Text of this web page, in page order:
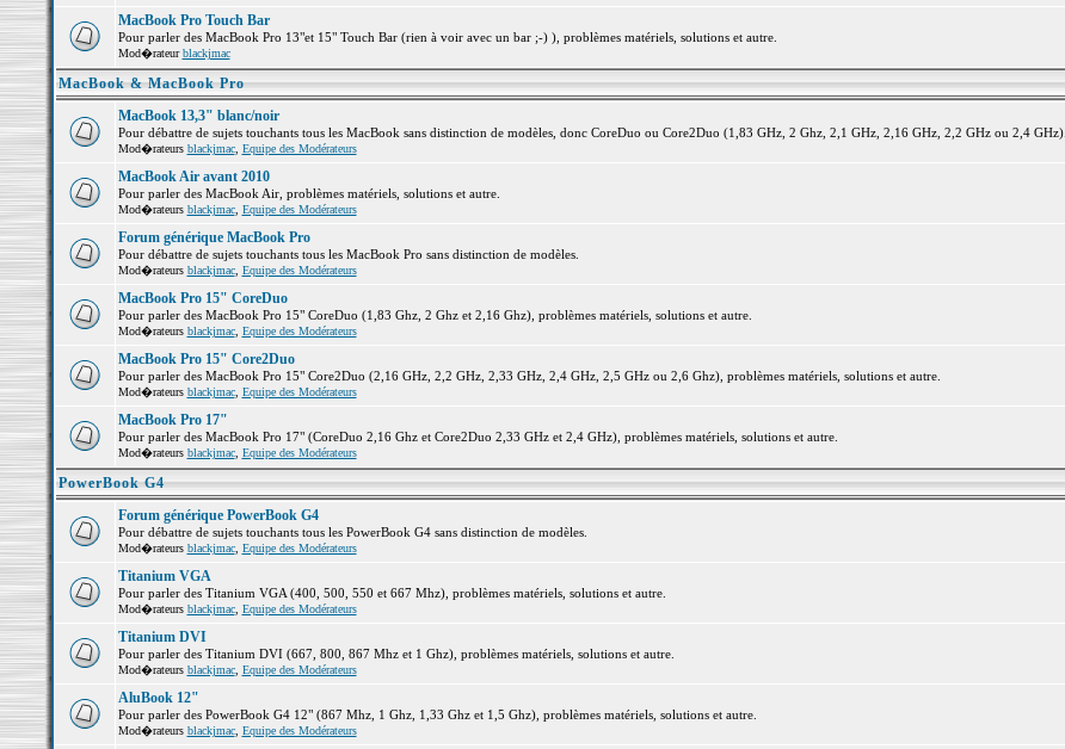
MacBook Pro Touch Bar
Pour parler des MacBook Pro 13"et 15" Touch Bar (rien à voir avec un bar ;-) ), problèmes matériels, solutions et autre.
Mod�rateurblackjmac
MacBook & MacBook Pro
MacBook 13,3" blanc/noir
Pour débattre de sujets touchants tous les MacBook sans distinction de modèles, donc CoreDuo ou Core2Duo (1,83 GHz, 2 Ghz, 2,1 GHz, 2,16 GHz, 2,2 GHz ou 2,4 GHz).
Mod�rateurs blackjmac, Equipe des Modérateurs
MacBook Air avant 2010
Pour parler des MacBook Air, problèmes matériels, solutions et autre.
Mod�rateurs blackjmac, Equipe des Modérateurs
Forum générique MacBook Pro
Pour débattre de sujets touchants tous les MacBook Pro sans distinction de modèles.
Mod�rateurs blackjmac, Equipe des Modérateurs
MacBook Pro 15" CoreDuo
Pour parler des MacBook Pro 15" CoreDuo (1,83 Ghz, 2 Ghz et 2,16 Ghz), problèmes matériels, solutions et autre.
Mod�rateurs blackjmac, Equipe des Modérateurs
MacBook Pro 15" Core2Duo
Pour parler des MacBook Pro 15" Core2Duo (2,16 GHz, 2,2 GHz, 2,33 GHz, 2,4 GHz, 2,5 GHz ou 2,6 Ghz), problèmes matériels, solutions et autre.
Mod�rateurs blackjmac, Equipe des Modérateurs
MacBook Pro 17"
Pour parler des MacBook Pro 17" (CoreDuo 2,16 Ghz et Core2Duo 2,33 GHz et 2,4 GHz), problèmes matériels, solutions et autre.
Mod�rateurs blackjmac, Equipe des Modérateurs
PowerBook G4
Forum générique PowerBook G4
Pour débattre de sujets touchants tous les PowerBook G4 sans distinction de modèles.
Mod�rateurs blackjmac, Equipe des Modérateurs
Titanium VGA
Pour parler des Titanium VGA (400, 500, 550 et 667 Mhz), problèmes matériels, solutions et autre.
Mod�rateurs blackjmac, Equipe des Modérateurs
Titanium DVI
Pour parler des Titanium DVI (667, 800, 867 Mhz et 1 Ghz), problèmes matériels, solutions et autre.
Mod�rateurs blackjmac, Equipe des Modérateurs
AluBook 12"
Pour parler des PowerBook G4 12" (867 Mhz, 1 Ghz, 1,33 Ghz et 1,5 Ghz), problèmes matériels, solutions et autre.
Mod�rateurs blackjmac, Equipe des Modérateurs